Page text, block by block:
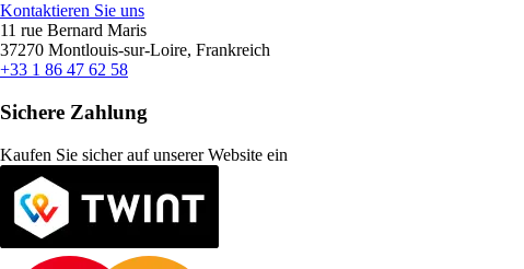
Kontaktieren Sie uns
11 rue Bernard Maris
37270 Montlouis-sur-Loire, Frankreich
+33 1 86 47 62 58
Sichere Zahlung
Kaufen Sie sicher auf unserer Website ein